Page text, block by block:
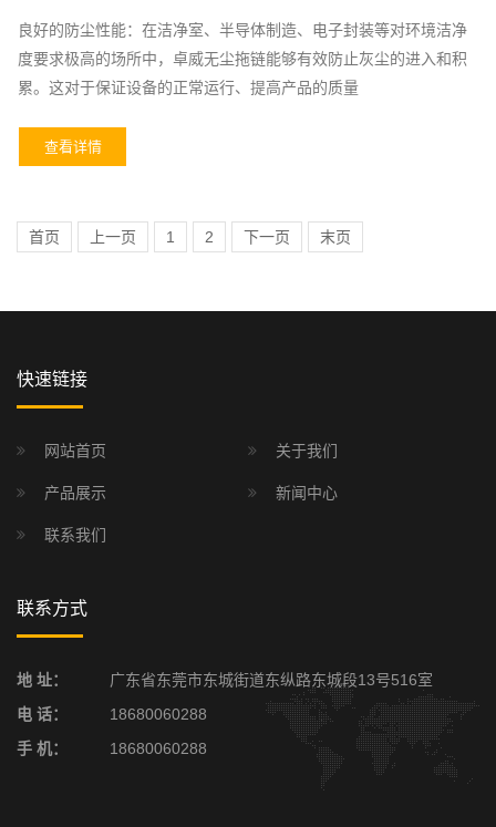
良好的防尘性能：在洁净室、半导体制造、电子封装等对环境洁净
度要求极高的场所中，卓威无尘拖链能够有效防止灰尘的进入和积
累。这对于保证设备的正常运行、提高产品的质量
查看详情
首页 上一页 1 2 下一页 末页
快速链接
网站首页 关于我们
产品展示 新闻中心
联系我们
联系方式
地 址：
广东省东莞市东城街道东纵路东城段13号516室
电 话：
18680060288
手 机：
18680060288